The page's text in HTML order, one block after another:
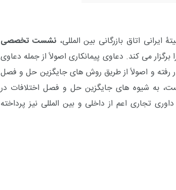
ایرانی اتاق بازرگانی بین المللی،نشست تخصصی
برگزار می کند. دعاوی پیمانکاری اصولاً از جمله دعاوی
رفته و اصولاً از طریق روش های جایگزین حل و فصل
به شیوه های جایگزین حل و فصل اختلافات در
تجاری اعم از داخلی و بین المللی نیز پرداخته